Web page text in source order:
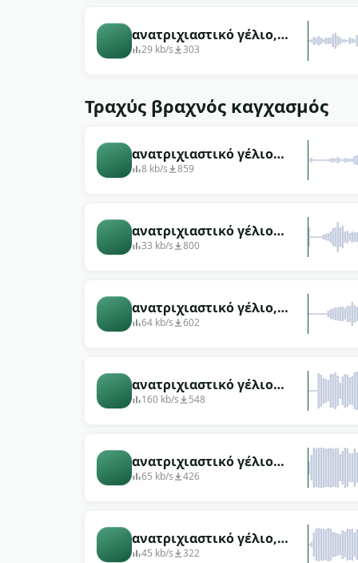
ανατριχιαστικό γέλιο,
μικρό αρσενικό με ζελέ
29 kb/s 303
Τραχύς βραχνός καγχασμός
ανατριχιαστικό γέλιο
αρσενικό τρομακτικό
8 kb/s 859
ανατριχιαστικό γέλιο
μοναχικό θορυβώδες
33 kb/s 800
ανατριχιαστικό γέλιο,
άγριος άντρας
64 kb/s 602
ανατριχιαστικό γέλιο
μοναχικό σκληρό
160 kb/s 548
ανατριχιαστικό γέλιο
μοναχικό σκληρό
65 kb/s 426
ανατριχιαστικό γέλιο,
θορυβώδες, μόνος άντρας
45 kb/s 322